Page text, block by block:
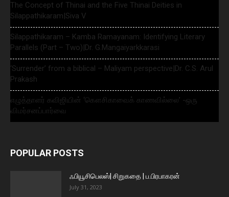
The Concept of Thinai and the Five Thinai Deities in
Silappathikaram|Siva V
Silappathikaram – Kamba Ramayanam: Identifying Literary
Parallels (Part – Two)|Dr. G.Mangaiyarkkarasi
‘Surrender’ from a biblical – Maliyam perspective|Dr. C.S. Arul
Prakash
எழுத்தாளர் கவிஜியின் ‘கௌசிகாவைக் காணவில்லை’ -ஒரு
விமர்சனப்பார்வை
POPULAR POSTS
ஃபியூசிபெலஸ்| சிறுகதை | ப.பிரபாகரன்
July 31, 2023